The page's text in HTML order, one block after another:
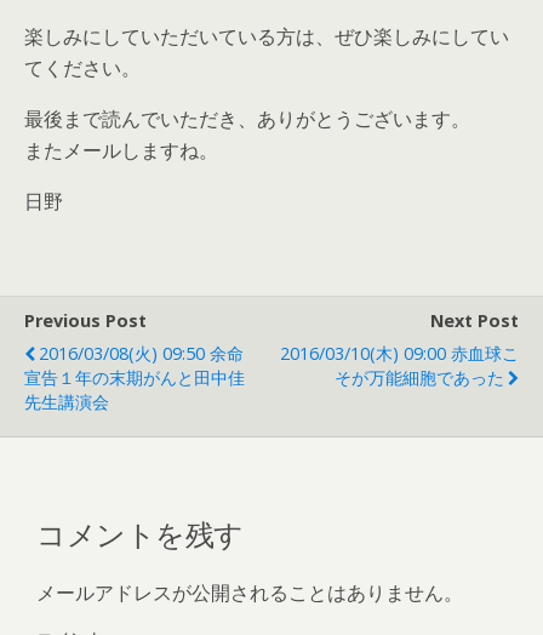
楽しみにしていただいている方は、ぜひ楽しみにしてい
てください。
最後まで読んでいただき、ありがとうございます。
またメールしますね。
日野
Previous Post
2016/03/08(火) 09:50 余命
宣告１年の末期がんと田中佳
先生講演会
Next Post
2016/03/10(木) 09:00 赤血球こ
そが万能細胞であった
コメントを残す
メールアドレスが公開されることはありません。